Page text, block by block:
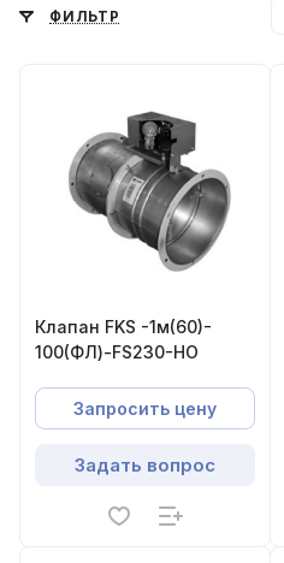
ФИЛЬТР
Клапан FKS -1м(60)-
100(ФЛ)-FS230-НО
Запросить цену
Задать вопрос